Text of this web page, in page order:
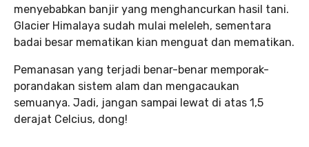
menyebabkan banjir yang menghancurkan hasil tani.
Glacier Himalaya sudah mulai meleleh, sementara
badai besar mematikan kian menguat dan mematikan.
Pemanasan yang terjadi benar-benar memporak-
porandakan sistem alam dan mengacaukan
semuanya. Jadi, jangan sampai lewat di atas 1,5
derajat Celcius, dong!